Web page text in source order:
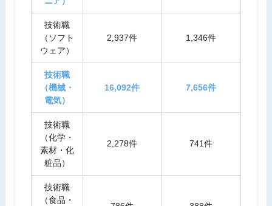
技術職
（ソフト
ウェア）
2,937件 1,346件
技術職
（機械・
電気）
16,092件 7,656件
技術職
（化学・
素材・化
粧品）
2,278件 741件
技術職
（食品・